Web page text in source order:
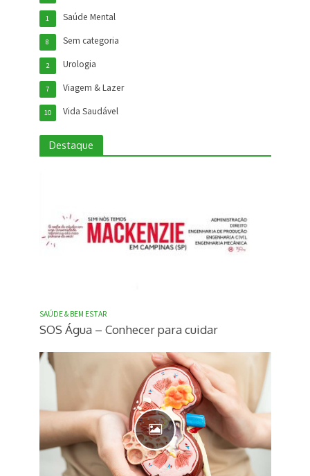
Saúde Mental
1
Sem categoria
8
Urologia
2
Viagem & Lazer
7
Vida Saudável
10
Destaque
SAÚDE & BEM ESTAR
SOS Água – Conhecer para cuidar